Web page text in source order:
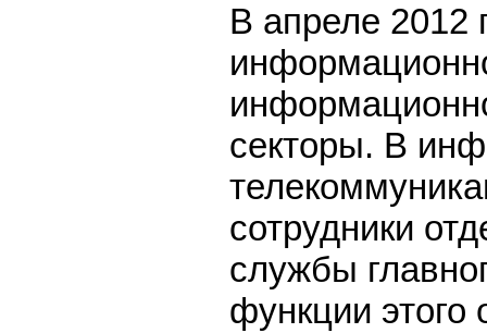
В апреле 2012
секторы. В
сотрудники
службы
функции этого